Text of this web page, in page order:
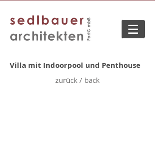
Villa mit Indoorpool und Penthouse
zurück / back